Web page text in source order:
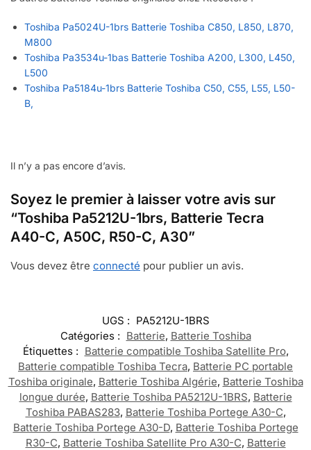
Toshiba Pa5024U-1brs Batterie Toshiba C850, L850, L870,
M800
Toshiba Pa3534u-1bas Batterie Toshiba A200, L300, L450,
L500
Toshiba Pa5184u-1brs Batterie Toshiba C50, C55, L55, L50-
B,
Il n’y a pas encore d’avis.
Soyez le premier à laisser votre avis sur
“Toshiba Pa5212U-1brs, Batterie Tecra
A40-C, A50C, R50-C, A30”
Vous devez être connecté pour publier un avis.
UGS : PA5212U-1BRS
Catégories : Batterie, Batterie Toshiba
Étiquettes : Batterie compatible Toshiba Satellite Pro,
Batterie compatible Toshiba Tecra, Batterie PC portable
Toshiba originale, Batterie Toshiba Algérie, Batterie Toshiba
longue durée, Batterie Toshiba PA5212U-1BRS, Batterie
Toshiba PABAS283, Batterie Toshiba Portege A30-C,
Batterie Toshiba Portege A30-D, Batterie Toshiba Portege
R30-C, Batterie Toshiba Satellite Pro A30-C, Batterie